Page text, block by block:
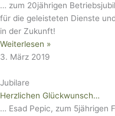
… zum 20jährigen
für die geleisteten Dienste
in der Zukunft!
Weiterlesen »
3. März 2019
Jubilare
Herzlichen Glückwunsch…
… Esad Pepic, zum 5jährigen